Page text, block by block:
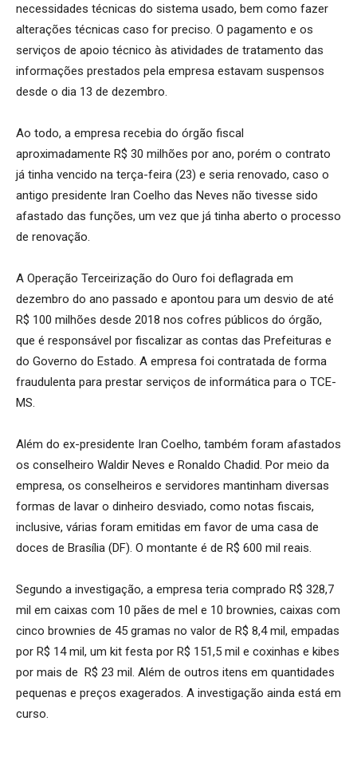
necessidades técnicas do sistema usado, bem como fazer
alterações técnicas caso for preciso. O pagamento e os
serviços de apoio técnico às atividades de tratamento das
informações prestados pela empresa estavam suspensos
desde o dia 13 de dezembro.
Ao todo, a empresa recebia do órgão fiscal
aproximadamente R$ 30 milhões por ano, porém o contrato
já tinha vencido na terça-feira (23) e seria renovado, caso o
antigo presidente Iran Coelho das Neves não tivesse sido
afastado das funções, um vez que já tinha aberto o processo
de renovação.
A Operação Terceirização do Ouro foi deflagrada em
dezembro do ano passado e apontou para um desvio de até
R$ 100 milhões desde 2018 nos cofres públicos do órgão,
que é responsável por fiscalizar as contas das Prefeituras e
do Governo do Estado. A empresa foi contratada de forma
fraudulenta para prestar serviços de informática para o TCE-
MS.
Além do ex-presidente Iran Coelho, também foram afastados
os conselheiro Waldir Neves e Ronaldo Chadid. Por meio da
empresa, os conselheiros e servidores mantinham diversas
formas de lavar o dinheiro desviado, como notas fiscais,
inclusive, várias foram emitidas em favor de uma casa de
doces de Brasília (DF). O montante é de R$ 600 mil reais.
Segundo a investigação, a empresa teria comprado R$ 328,7
mil em caixas com 10 pães de mel e 10 brownies, caixas com
cinco brownies de 45 gramas no valor de R$ 8,4 mil, empadas
por R$ 14 mil, um kit festa por R$ 151,5 mil e coxinhas e kibes
por mais de R$ 23 mil. Além de outros itens em quantidades
pequenas e preços exagerados. A investigação ainda está em
curso.